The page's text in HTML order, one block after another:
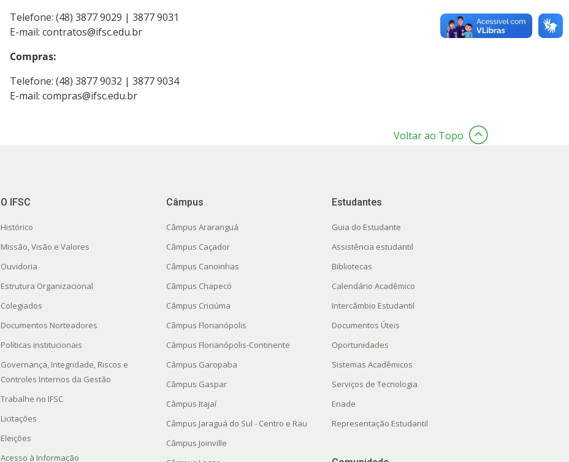
Telefone: (48) 3877 9029 | 3877 9031
E-mail: contratos@ifsc.edu.br
Compras:
Telefone: (48) 3877 9032 | 3877 9034
E-mail: compras@ifsc.edu.br
Voltar ao Topo
O IFSC
Histórico
Missão, Visão e Valores
Ouvidoria
Estrutura Organizacional
Colegiados
Documentos Norteadores
Políticas institucionais
Governança, Integridade, Riscos e
Controles Internos da Gestão
Trabalhe no IFSC
Licitações
Eleições
Acesso à Informação
Câmpus
Câmpus Araranguá
Câmpus Caçador
Câmpus Canoinhas
Câmpus Chapecó
Câmpus Criciúma
Câmpus Florianópolis
Câmpus Florianópolis-Continente
Câmpus Garopaba
Câmpus Gaspar
Câmpus Itajaí
Câmpus Jaraguá do Sul - Centro e Rau
Câmpus Joinville
Estudantes
Guia do Estudante
Assistência estudantil
Bibliotecas
Calendário Acadêmico
Intercâmbio Estudantil
Documentos Úteis
Oportunidades
Sistemas Acadêmicos
Serviços de Tecnologia
Enade
Representação Estudantil